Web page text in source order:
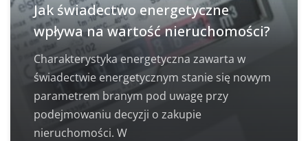
Jak świadectwo energetyczne
wpływa na wartość nieruchomości?
Charakterystyka energetyczna zawarta w
świadectwie energetycznym stanie się nowym
parametrem branym pod uwagę przy
podejmowaniu decyzji o zakupie
nieruchomości. W